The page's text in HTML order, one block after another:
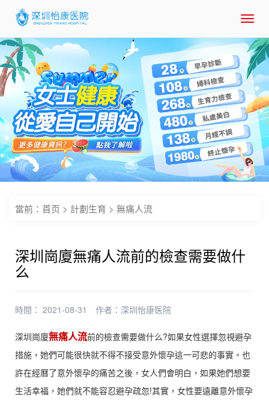
當前： 首页 > 計劃生育 > 無痛人流
深圳崗廈無痛人流前的檢查需要做什
么
時間： 2021-08-31 作者： 深圳怡康医院
深圳崗廈無痛人流前的檢查需要做什么?如果女性選擇忽視避孕
措施，她們可能很快就不得不接受意外懷孕這一可悲的事實。也
許在經曆了意外懷孕的痛苦之後，女人們會明白，如果她們想要
生活幸福，她們就不能容忍避孕疏忽!其實，女性要遠離意外懷孕